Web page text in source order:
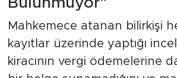
Mahkemece atanan bilirkişi
kayıtlar üzerinde yaptığı
kiracının vergi ödemelerine